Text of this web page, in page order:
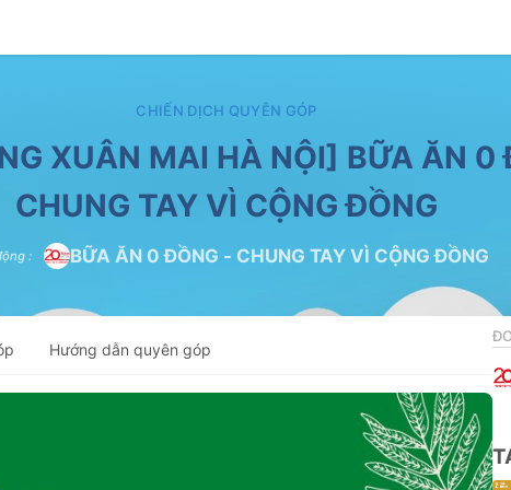
CHIẾN DỊCH QUYÊN GÓP
XUÂN MAI HÀ NỘI] BỮA ĂN 0
CHUNG TAY VÌ CỘNG ĐỒNG
: BỮA ĂN 0 ĐỒNG - CHUNG TAY VÌ CỘNG ĐỒNG
Hướng dẫn quyên góp